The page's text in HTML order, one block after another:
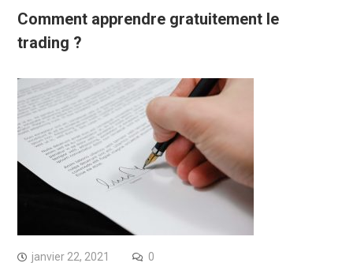
Comment apprendre gratuitement le
trading ?
janvier 22, 2021 0